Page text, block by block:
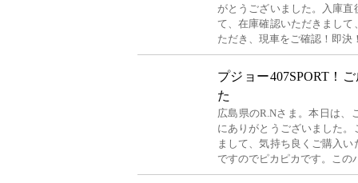
がとうございました。入庫
て、在庫確認いただきまし
ただき、現車をご確認！即決
プジョー407SPORT！
た
広島県のR.Nさま。本日は
にありがとうございました
まして、気持ち良くご購入
ですのでピカピカです。この